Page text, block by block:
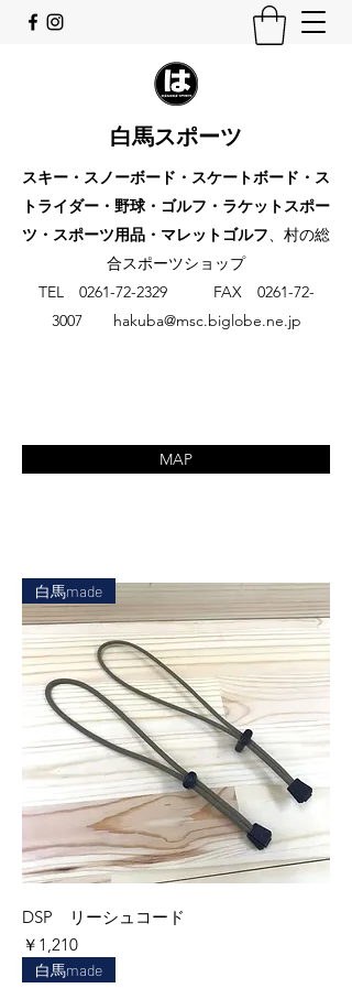
白馬スポーツ
スキー・スノーボード・スケートボード・ス
トライダー・野球・ゴルフ・ラケットスポー
ツ・スポーツ用品・マレットゴルフ、村の総
合スポーツショップ
​TEL0261-72-2329FAX0261-72-
3007
hakuba@msc.biglobe.ne.jp
MAP
白馬made
DSP リーシュコード
価格
￥1,210
白馬made